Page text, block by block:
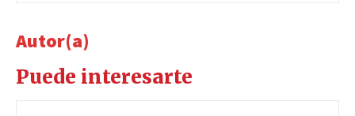
Autor(a)
Puede interesarte